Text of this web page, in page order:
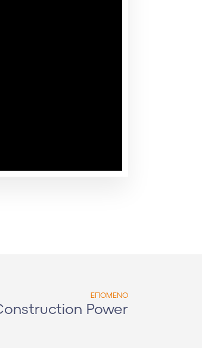
ΕΠΟΜΕΝΟ
Power